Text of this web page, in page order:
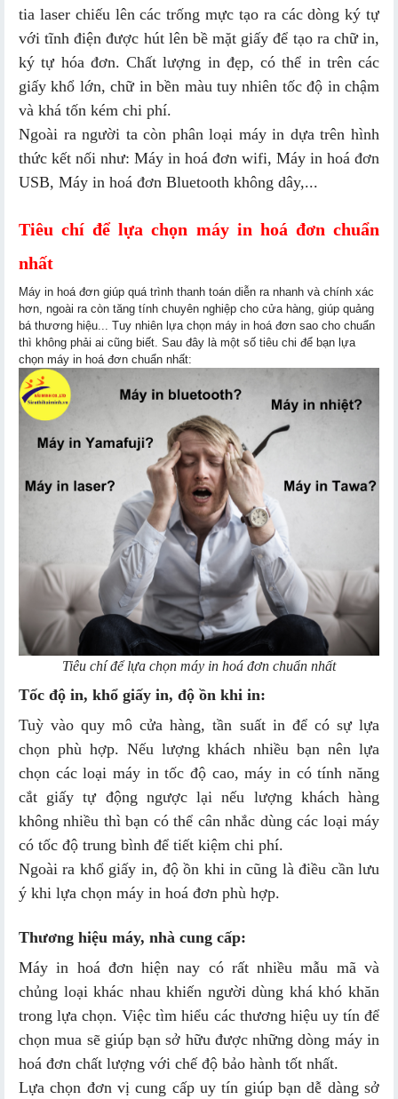
tia laser chiếu lên các trống mực tạo ra các dòng ký tự
với tĩnh điện được hút lên bề mặt giấy để tạo ra chữ in,
ký tự hóa đơn. Chất lượng in đẹp, có thể in trên các
giấy khổ lớn, chữ in bền màu tuy nhiên tốc độ in chậm
và khá tốn kém chi phí.
Ngoài ra người ta còn phân loại máy in dựa trên hình
thức kết nối như: Máy in hoá đơn wifi, Máy in hoá đơn
USB, Máy in hoá đơn Bluetooth không dây,...
Tiêu chí để lựa chọn máy in hoá đơn chuẩn
nhất
Máy in hoá đơn giúp quá trình thanh toán diễn ra nhanh và chính xác
hơn, ngoài ra còn tăng tính chuyên nghiệp cho cửa hàng, giúp quảng
bá thương hiệu... Tuy nhiên lựa chọn máy in hoá đơn sao cho chuẩn
thì không phải ai cũng biết. Sau đây là một số tiêu chi để bạn lựa
chọn máy in hoá đơn chuẩn nhất:
Tiêu chí để lựa chọn máy in hoá đơn chuẩn nhất
Tốc độ in, khổ giấy in, độ ồn khi in:
Tuỳ vào quy mô cửa hàng, tần suất in để có sự lựa
chọn phù hợp. Nếu lượng khách nhiều bạn nên lựa
chọn các loại máy in tốc độ cao, máy in có tính năng
cắt giấy tự động ngược lại nếu lượng khách hàng
không nhiều thì bạn có thể cân nhắc dùng các loại máy
có tốc độ trung bình để tiết kiệm chi phí.
Ngoài ra khổ giấy in, độ ồn khi in cũng là điều cần lưu
ý khi lựa chọn máy in hoá đơn phù hợp.
Thương hiệu máy, nhà cung cấp:
Máy in hoá đơn hiện nay có rất nhiều mẫu mã và
chủng loại khác nhau khiến người dùng khá khó khăn
trong lựa chọn. Việc tìm hiểu các thương hiệu uy tín để
chọn mua sẽ giúp bạn sở hữu được những dòng máy in
hoá đơn chất lượng với chế độ bảo hành tốt nhất.
Lựa chọn đơn vị cung cấp uy tín giúp bạn dễ dàng sở